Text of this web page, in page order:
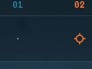
01 02